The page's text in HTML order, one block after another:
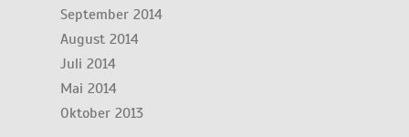
September 2014
August 2014
Juli 2014
Mai 2014
Oktober 2013